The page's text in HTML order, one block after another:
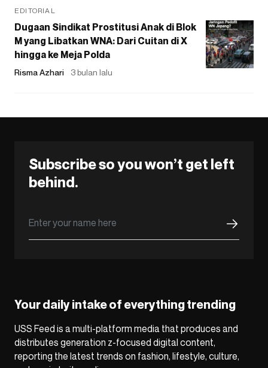
EDITORIAL
Dugaan Sindikat Prostitusi Anak di Blok
M yang Libatkan WNA: Dari Cuitan di X
hingga ke Meja Polda
Risma Azhari 3 bulan lalu
Subscribe so you won’t get left
behind.
Your daily intake of everything trending
USS Feed is a multi-platform media that produces and
distributes generation z-focused digital content,
reporting the latest trends on fashion, lifestyle, culture,